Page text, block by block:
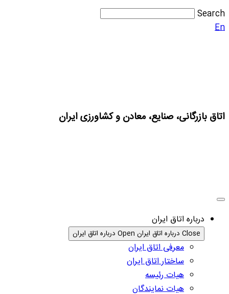
Search
En
اتاق بازرگانی، صنایع، معادن و کشاورزی ایران
درباره اتاق ایران
Close درباره اتاق ایران Open درباره اتاق ایران
معرفی اتاق ایران
ساختار اتاق ایران
هیات رئیسه
هیات نمایندگان